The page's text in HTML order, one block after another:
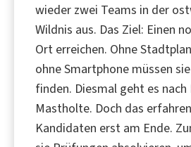
wieder zwei Teams in der
Wildnis aus. Das Ziel: Einen
Ort erreichen. Ohne
ohne Smartphone müssen
finden. Diesmal geht es
Mastholte. Doch das
Kandidaten erst am Ende.